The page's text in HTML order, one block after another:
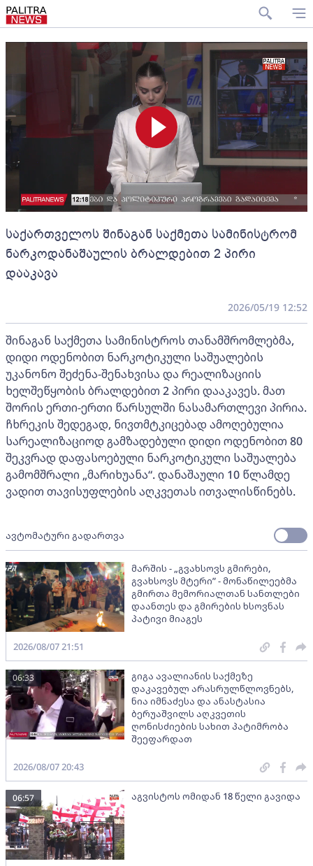
საქართველოს შინაგან საქმეთა სამინისტრომ
ნარკოდანაშაულის ბრალდებით 2 პირი
დააკავა
2026/05/19 12:52
შინაგან საქმეთა სამინისტროს თანამშრომლებმა,
დიდი ოდენობით ნარკოტიკული საშუალების
უკანონო შეძენა-შენახვისა და რეალიზაციის
ხელშეწყობის ბრალდებით 2 პირი დააკავეს. მათ
შორის ერთი-ერთი წარსულში ნასამართლევი პირია.
ჩხრეკის შედეგად, ნივთმტკიცებად ამოღებულია
სარეალიზაციოდ გამზადებული დიდი ოდენობით 80
შეკვრად დაფასოებული ნარკოტიკული საშუალება
გამომშრალი „მარიხუანა“. დანაშაული 10 წლამდე
ვადით თავისუფლების აღკვეთას ითვალისწინებს.
ავტომატური გადართვა
მარშის - „გვახსოვს გმირები,
გვახსოვს მტერი” - მონაწილეებმა
გმირთა მემორიალთან სანთლები
დაანთეს და გმირების ხსოვნას
პატივი მიაგეს
2026/08/07 21:51
გიგა ავალიანის საქმეზე
დაკავებულ არასრულწლოვნებს,
ნია იმნაძესა და ანასტასია
ბერუაშვილს აღკვეთის
ღონისძიების სახით პატიმრობა
შეეფარდათ
06:33
2026/08/07 20:43
აგვისტოს ომიდან 18 წელი გავიდა
06:57